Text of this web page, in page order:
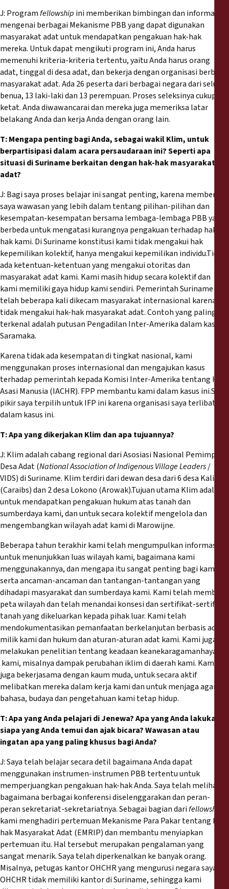
J: Programfellowship ini memberikan bimbingan dan informasi
mengenai berbagai Mekanisme PBB yang dapat digunakan
masyarakat adat untuk mendapatkan pengakuan hak-hak
mereka. Untuk dapat mengikuti program ini, Anda harus
memenuhi kriteria-kriteria tertentu, yaitu Anda harus orang
adat, tinggal di desa adat, dan bekerja dengan organisasi berbasis
masyarakat adat. Ada 26 peserta dari berbagai negara dari seluruh
benua, 13 laki-laki dan 13 perempuan. Proses seleksinya cukup
ketat. Anda diwawancarai dan mereka juga memeriksa latar
belakang Anda dan kerja Anda dengan orang lain.
T: Mengapa penting bagi Anda, sebagai wakil Klim, untuk
berpartisipasi dalam acara persaudaraan ini? Seperti apa
situasi di Suriname berkaitan dengan hak-hak masyarakat
adat?
J: Bagi saya proses belajar ini sangat penting, karena memberi
saya wawasan yang lebih dalam tentang pilihan-pilihan dan
kesempatan-kesempatan bersama lembaga-lembaga PBB yang
berbeda untuk mengatasi kurangnya pengakuan terhadap hak-
hak kami. Di Suriname konstitusi kami tidak mengakui hak
kepemilikan kolektif, hanya mengakui kepemilikan individu.Tidak
ada ketentuan-ketentuan yang mengakui otoritas dan
masyarakat adat kami. Kami masih hidup secara kolektif dan
kami memiliki gaya hidup kami sendiri. Pemerintah Suriname
telah beberapa kali dikecam masyarakat internasional karena
tidak mengakui hak-hak masyarakat adat. Contoh yang paling
terkenal adalah putusan Pengadilan Inter-Amerika dalam kasus
Saramaka.
Karena tidak ada kesempatan di tingkat nasional, kami
menggunakan proses internasional dan mengajukan kasus
terhadap pemerintah kepada Komisi Inter-Amerika tentang Hak
Asasi Manusia (IACHR). FPP membantu kami dalam kasus ini.Saya
pikir saya terpilih untuk IFP ini karena organisasi saya terlibat
dalam kasus ini.
T: Apa yang dikerjakan Klim dan apa tujuannya?
J: Klim adalah cabang regional dari Asosiasi Nasional Pemimpin
Desa Adat (National Association of Indigenous Village Leaders/
VIDS) di Suriname. Klim terdiri dari dewan desa dari 6 desa Kalin’a
(Caraibs) dan 2 desa Lokono (Arowak).Tujuan utama Klim adalah
untuk mendapatkan pengakuan hukum atas tanah dan
sumberdaya kami, dan untuk secara kolektif mengelola dan
mengembangkan wilayah adat kami di Marowijne.
Beberapa tahun terakhir kami telah mengumpulkan informasi
untuk menunjukkan luas wilayah kami, bagaimana kami
menggunakannya, dan mengapa itu sangat penting bagi kami,
serta ancaman-ancaman dan tantangan-tantangan yang
dihadapi masyarakat dan sumberdaya kami. Kami telah membuat
peta wilayah dan telah menandai konsesi dan sertifikat-sertifikat
tanah yang dikeluarkan kepada pihak luar. Kami telah
mendokumentasikan pemanfaatan berkelanjutan berbasis adat
milik kami dan hukum dan aturan-aturan adat kami. Kami juga
melakukan penelitian tentang keadaan keanekaragamanhayati
kami, misalnya dampak perubahan iklim di daerah kami. Kami
juga bekerjasama dengan kaum muda, untuk secara aktif
melibatkan mereka dalam kerja kami dan untuk menjaga agar
bahasa, budaya dan pengetahuan kami tetap hidup.
T: Apa yang Anda pelajari di Jenewa? Apa yang Anda lakukan,
siapa yang Anda temui dan ajak bicara? Wawasan atau
ingatan apa yang paling khusus bagi Anda?
J: Saya telah belajar secara detil bagaimana Anda dapat
menggunakan instrumen-instrumen PBB tertentu untuk
memperjuangkan pengakuan hak-hak Anda. Saya telah melihat
bagaimana berbagai konferensi diselenggarakan dan peran-
peran sekretariat-sekretariatnya. Sebagai bagian darifellowship
kami menghadiri pertemuan Mekanisme Para Pakar tentang Hak-
hak Masyarakat Adat (EMRIP) dan membantu menyiapkan
pertemuan itu. Hal tersebut merupakan pengalaman yang
sangat menarik. Saya telah diperkenalkan ke banyak orang.
Misalnya, petugas kantor OHCHR yang mengurusi negara saya.
OHCHR tidak memiliki kantor di Suriname, sehingga kami